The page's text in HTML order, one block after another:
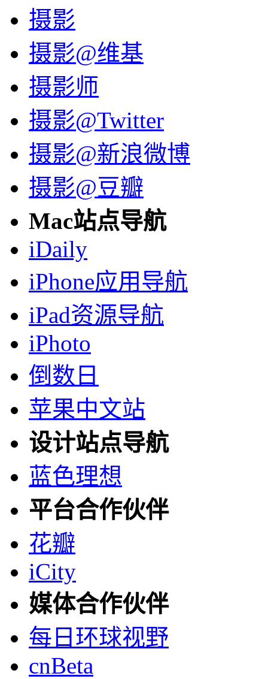
摄影
摄影@维基
摄影师
摄影@Twitter
摄影@新浪微博
摄影@豆瓣
Mac站点导航
iDaily
iPhone应用导航
iPad资源导航
iPhoto
倒数日
苹果中文站
设计站点导航
蓝色理想
平台合作伙伴
花瓣
iCity
媒体合作伙伴
每日环球视野
cnBeta